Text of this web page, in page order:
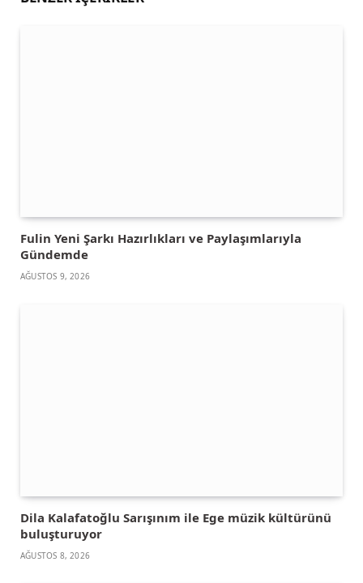
Fulin Yeni Şarkı Hazırlıkları ve Paylaşımlarıyla
Gündemde
AĞUSTOS 9, 2026
Dila Kalafatoğlu Sarışınım ile Ege müzik kültürünü
buluşturuyor
AĞUSTOS 8, 2026